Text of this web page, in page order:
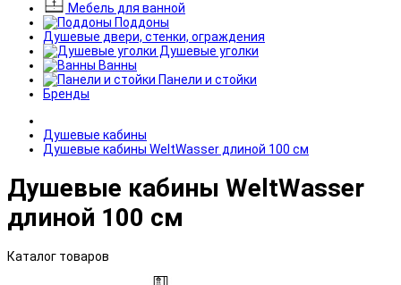
Мебель для ванной
Поддоны
Душевые двери, стенки, ограждения
Душевые уголки
Ванны
Панели и стойки
Бренды
Душевые кабины
Душевые кабины WeltWasser длиной 100 см
Душевые кабины WeltWasser
длиной 100 см
Каталог товаров